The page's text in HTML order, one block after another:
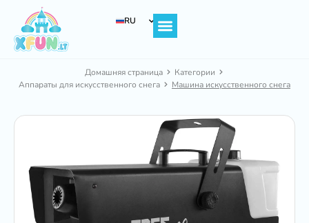
RU
Домашняя страница
Категории
Аппараты для искусственного снега
Машина искусственного снега